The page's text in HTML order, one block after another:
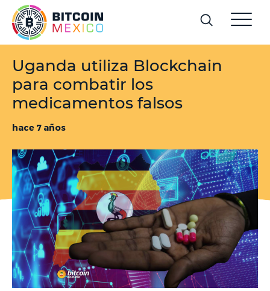
Uganda utiliza Blockchain
para combatir los
medicamentos falsos
hace 7 años